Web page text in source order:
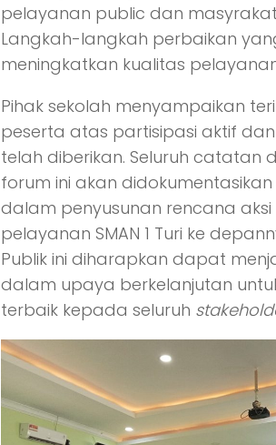
pelayanan public dan
Langkah-langkah perbaikan
meningkatkan kualitas
Pihak sekolah menyampaikan
peserta atas partisipasi aktif
telah diberikan. Seluruh catatan
forum ini akan
dalam penyusunan rencana
pelayanan SMAN 1 Turi ke
Publik ini diharapkan dapat
dalam upaya berkelanjutan
terbaik kepada seluruh